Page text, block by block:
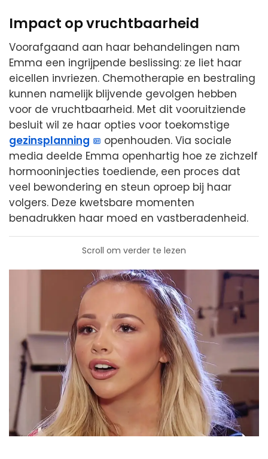
Impact op vruchtbaarheid
Voorafgaand aan haar behandelingen nam
Emma een ingrijpende beslissing: ze liet haar
eicellen invriezen. Chemotherapie en bestraling
kunnen namelijk blijvende gevolgen hebben
voor de vruchtbaarheid. Met dit vooruitziende
besluit wil ze haar opties voor toekomstige
gezinsplanning
openhouden. Via sociale
media deelde Emma openhartig hoe ze zichzelf
hormooninjecties toediende, een proces dat
veel bewondering en steun oproep bij haar
volgers. Deze kwetsbare momenten
benadrukken haar moed en vastberadenheid.
Scroll om verder te lezen